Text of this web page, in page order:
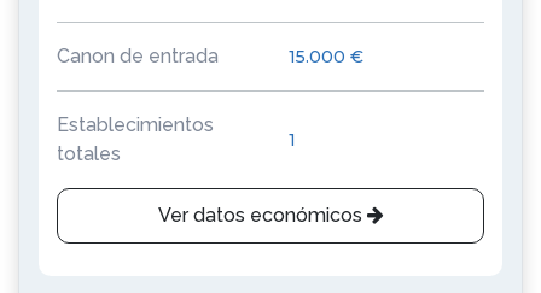
Canon de entrada 15.000 €
Establecimientos
totales
1
Ver datos económicos